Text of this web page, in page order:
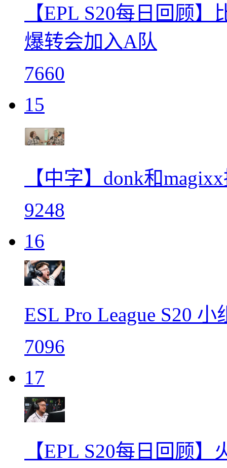
【EPL S20每日回顾
爆转会加入A队
7660
15
【中字】donk和
9248
16
ESL Pro League S20
7096
17
【EPL S20每日回顾